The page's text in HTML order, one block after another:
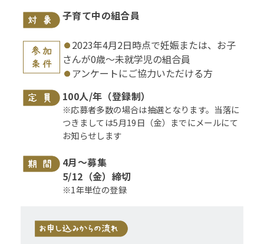
子育て中の組合員
2023年4月2日時点で妊娠または、お子
さんが0歳～未就学児の組合員
アンケートにご協力いただける方
100人/年（登録制）
※応募者多数の場合は抽選となります。当落に
つきましては5月19日（金）までにメールにて
お知らせします
4月～募集
5/12（金）締切
※1年単位の登録